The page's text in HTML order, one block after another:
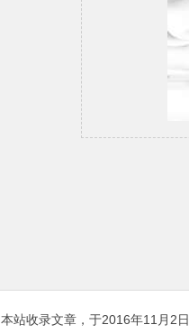
本站收录文章，于2016年11月2日